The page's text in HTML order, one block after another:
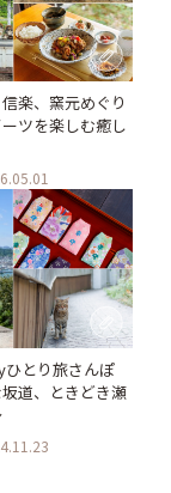
楽、窯元めぐり
ツを楽しむ癒し
とり旅さんぽ
道、ときどき瀬